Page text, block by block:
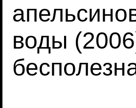
воды